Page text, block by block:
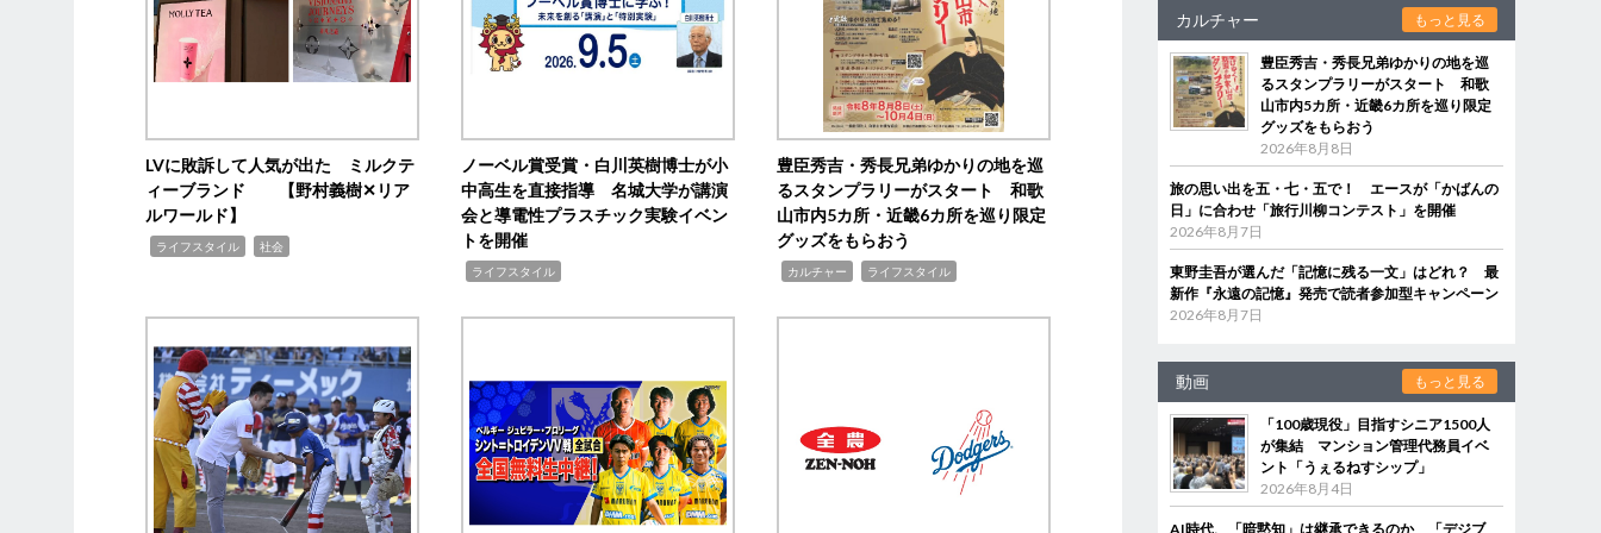
LVに敗訴して人気が出た ミルクテ
ィーブランド 【野村義樹✕リア
ルワールド】
ライフスタイル 社会
ノーベル賞受賞・白川英樹博士が小
中高生を直接指導 名城大学が講演
会と導電性プラスチック実験イベン
トを開催
ライフスタイル
豊臣秀吉・秀長兄弟ゆかりの地を巡
るスタンプラリーがスタート 和歌
山市内5カ所・近畿6カ所を巡り限定
グッズをもらおう
カルチャー ライフスタイル
カルチャー もっと見る
豊臣秀吉・秀長兄弟ゆかりの地を巡
るスタンプラリーがスタート 和歌
山市内5カ所・近畿6カ所を巡り限定
グッズをもらおう
2026年8月8日
旅の思い出を五・七・五で！ エースが「かばんの
日」に合わせ「旅行川柳コンテスト」を開催
2026年8月7日
東野圭吾が選んだ「記憶に残る一文」はどれ？ 最
新作『永遠の記憶』発売で読者参加型キャンペーン
2026年8月7日
動画 もっと見る
「100歳現役」目指すシニア1500人
が集結 マンション管理代務員イベ
ント「うぇるねすシップ」
2026年8月4日
AI時代、「暗黙知」は継承できるのか 「デジブ